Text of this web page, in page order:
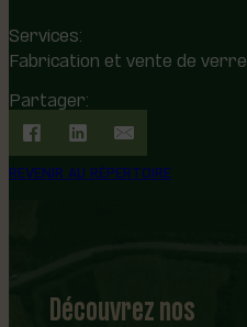
Services:
Fabrication et vente de verre
Partager:
REVENIR AU RÉPERTOIRE
Découvrez nos